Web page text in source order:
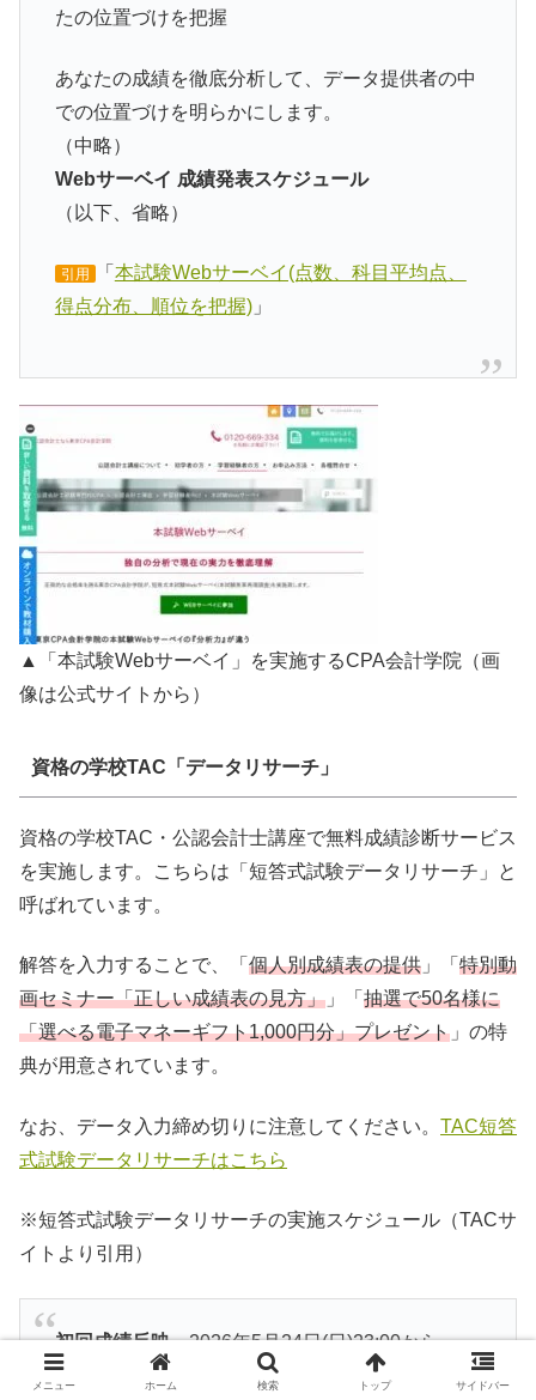
たの位置づけを把握
あなたの成績を徹底分析して、データ提供者の中
での位置づけを明らかにします。
（中略）
Webサーベイ 成績発表スケジュール
（以下、省略）
引用 「 本試験Webサーベイ(点数、科目平均点、
得点分布、順位を把握)」
▲「本試験Webサーベイ」を実施するCPA会計学院（画
像は公式サイトから）
資格の学校TAC「データリサーチ」
資格の学校TAC・公認会計士講座で無料成績診断サービス
を実施します。こちらは「短答式試験データリサーチ」と
呼ばれています。
解答を入力することで、「 個人別成績表の提供 」「 特別動
画セミナー「正しい成績表の見方」 」「 抽選で50名様に
「選べる電子マネーギフト1,000円分」プレゼント 」の特
典が用意されています。
なお、データ入力締め切りに注意してください。 TAC短答
式試験データリサーチはこちら
※短答式試験データリサーチの実施スケジュール（TACサ
イトより引用）
初回成績反映2026年5月24日(日)23:00から
※以降、リアルタイム更新！
メニュー ホーム 検索 トップ サイドバー